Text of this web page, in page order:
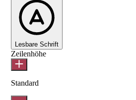
Lesbare Schrift
Zeilenhöhe
Standard